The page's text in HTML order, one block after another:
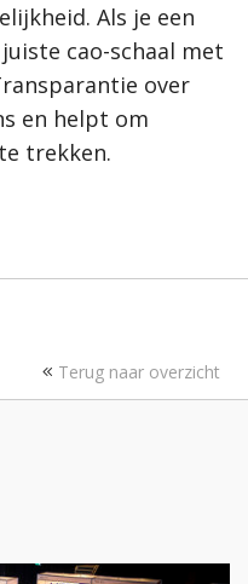
Als je een
cao-schaal met
over
en helpt om
trekken.
Terug naar overzicht